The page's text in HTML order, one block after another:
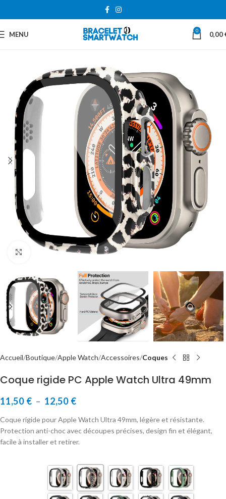
MENU 0 0,00
Cliquer pour agrandir
Accueil Boutique Apple Watch Accessoires Coques
Coque rigide PC Apple Watch Ultra 49mm
11,50 € – 12,50 €
Coque rigide pour Apple Watch Ultra 49mm, légère et résistante.
Protection anti-choc avec découpes précises, design fin et élégant,
facile à installer et retirer.